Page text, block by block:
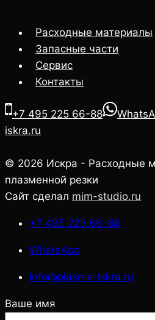
Расходные материалы
Запасные части
Сервис
Контакты
+7 495 225 66-88
iskra.ru
© 2026 Искра - Расходные
плазменной резки
Сайт сделал mim-studio.ru
+7 495 225 66-88
WhatsApp
Info@plasma-iskra.ru
Ваше имя